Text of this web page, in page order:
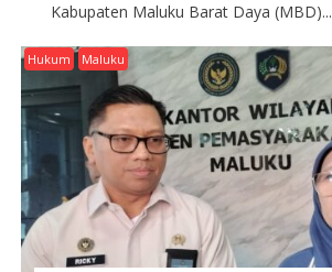
Kabupaten Maluku Barat Daya (MBD)...
Hukum Maluku